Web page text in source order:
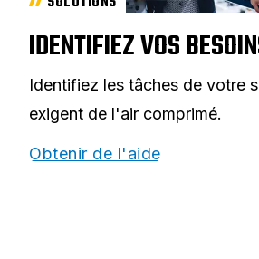
IDENTIFIEZ VOS
Identifiez les tâches de votre
exigent de l'air comprimé.
Obtenir de l'aide